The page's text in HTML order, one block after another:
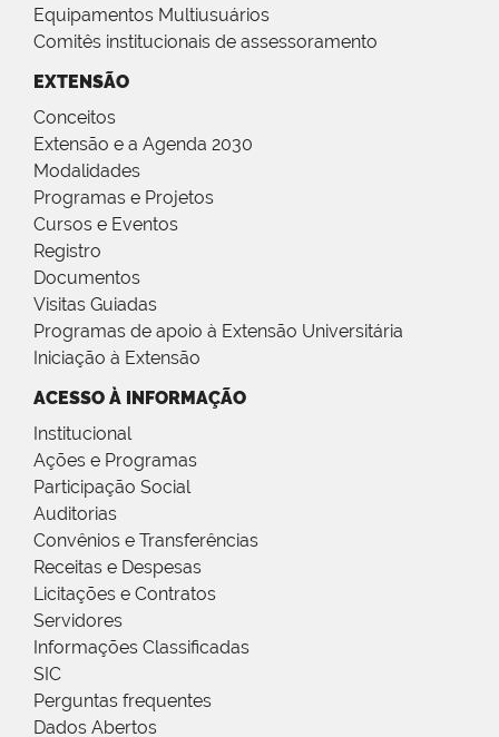
Equipamentos Multiusuários
Comitês institucionais de assessoramento
EXTENSÃO
Conceitos
Extensão e a Agenda 2030
Modalidades
Programas e Projetos
Cursos e Eventos
Registro
Documentos
Visitas Guiadas
Programas de apoio à Extensão Universitária
Iniciação à Extensão
ACESSO À INFORMAÇÃO
Institucional
Ações e Programas
Participação Social
Auditorias
Convênios e Transferências
Receitas e Despesas
Licitações e Contratos
Servidores
Informações Classificadas
SIC
Perguntas frequentes
Dados Abertos